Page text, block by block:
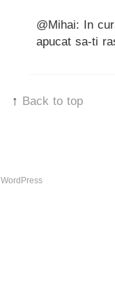
@Mihai: In
apucat sa-ti
↑ Back to top
WordPress